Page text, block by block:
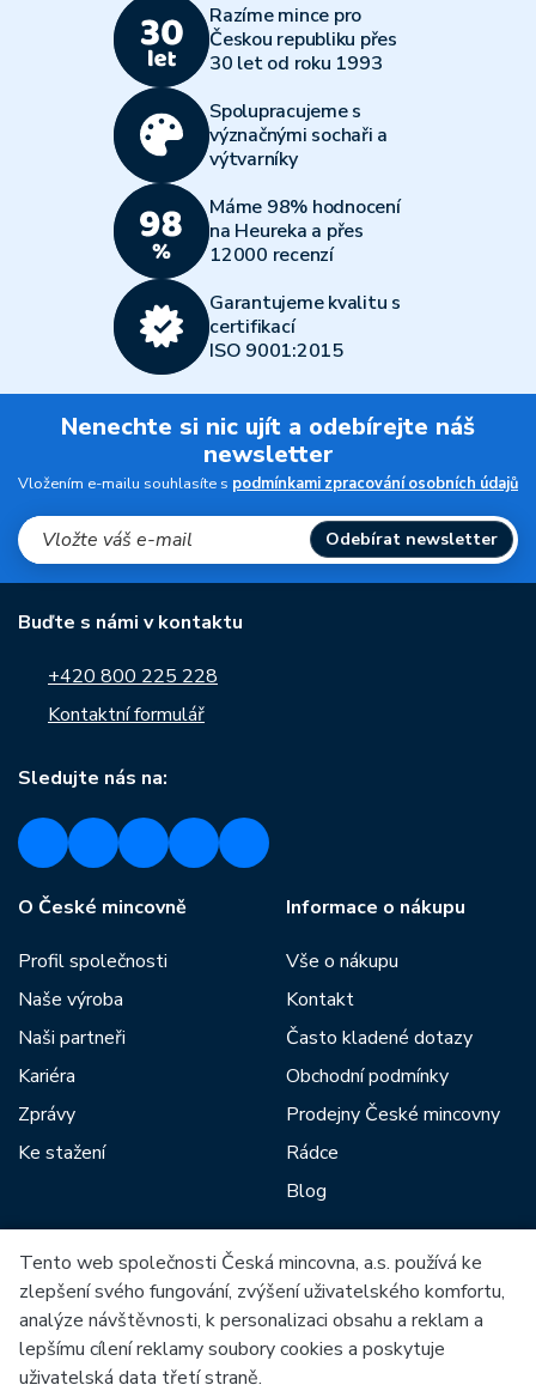
Razíme mince pro
Českou republiku přes
30 let od roku 1993
Spolupracujeme s
význačnými sochaři a
výtvarníky
Máme 98% hodnocení
na Heureka a přes
12000 recenzí
Garantujeme kvalitu s
certifikací
ISO 9001:2015
Nenechte si nic ujít a odebírejte náš
newsletter
Vložením e-mailu souhlasíte s podmínkami zpracování osobních údajů
Odebírat newsletter
Buďte s námi v kontaktu
+420 800 225 228
Kontaktní formulář
Sledujte nás na:
O České mincovně
Profil společnosti
Naše výroba
Naši partneři
Kariéra
Zprávy
Ke stažení
Informace o nákupu
Vše o nákupu
Kontakt
Často kladené dotazy
Obchodní podmínky
Prodejny České mincovny
Rádce
Blog
Mezi naše partnery patří:
Tento web společnosti Česká mincovna, a.s. používá ke
zlepšení svého fungování, zvýšení uživatelského komfortu,
analýze návštěvnosti, k personalizaci obsahu a reklam a
lepšímu cílení reklamy soubory cookies a poskytuje
uživatelská data třetí straně.